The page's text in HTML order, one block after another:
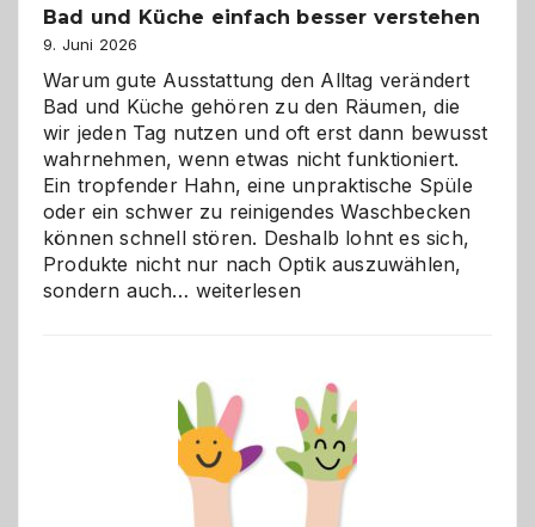
Bad und Küche einfach besser verstehen
9. Juni 2026
Warum gute Ausstattung den Alltag verändert
Bad und Küche gehören zu den Räumen, die
wir jeden Tag nutzen und oft erst dann bewusst
wahrnehmen, wenn etwas nicht funktioniert.
Ein tropfender Hahn, eine unpraktische Spüle
oder ein schwer zu reinigendes Waschbecken
können schnell stören. Deshalb lohnt es sich,
Produkte nicht nur nach Optik auszuwählen,
sondern auch… Bad
besser
verstehen
weiterlesen